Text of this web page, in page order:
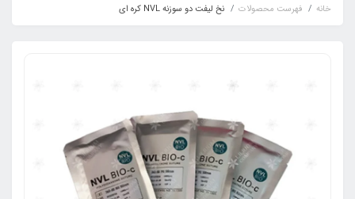
خانه فهرست محصولات نخ لیفت دو سوزنه NVL کره ای